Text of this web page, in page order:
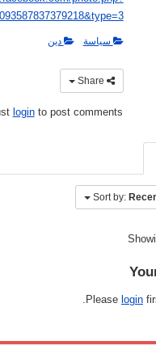
سياسة دين
loginto post comments
Sort by:
Please login